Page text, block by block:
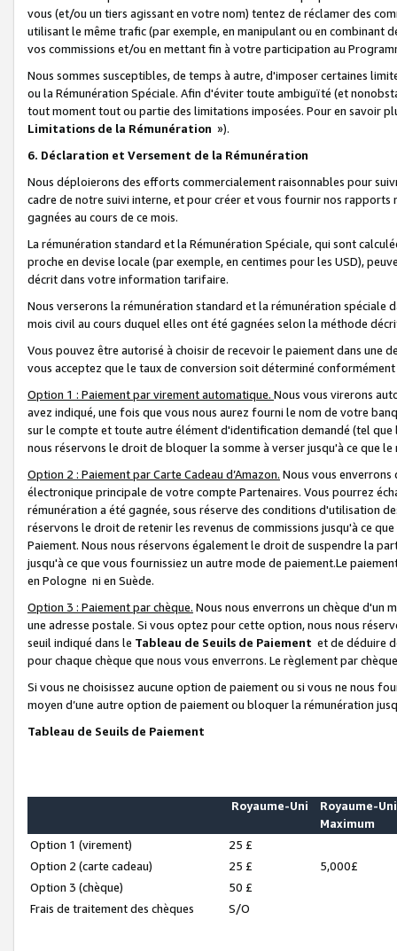
vous (et/ou un tiers agissant en votre nom) tentez de réclamer des
utilisant le même trafic (par exemple, en manipulant ou en combinant
vos commissions et/ou en mettant fin à votre participation au
Nous sommes susceptibles, de temps à autre, d'imposer certaines
ou la Rémunération Spéciale. Afin d'éviter toute ambiguïté (et
tout moment tout ou partie des limitations imposées. Pour en savoir
Limitations de la Rémunération »).
6. Déclaration et Versement de la Rémunération
Nous déploierons des efforts commercialement raisonnables pour
cadre de notre suivi interne, et pour créer et vous fournir nos
gagnées au cours de ce mois.
La rémunération standard et la Rémunération Spéciale, qui sont
proche en devise locale (par exemple, en centimes pour les USD),
décrit dans votre information tarifaire.
Nous verserons la rémunération standard et la rémunération spéciale
mois civil au cours duquel elles ont été gagnées selon la méthode
Vous pouvez être autorisé à choisir de recevoir le paiement dans une
vous acceptez que le taux de conversion soit déterminé
Option 1 : Paiement par virement automatique. Nous vous virerons
avez indiqué, une fois que vous nous aurez fourni le nom de votre
sur le compte et toute autre élément d'identification demandé (tel que
nous réservons le droit de bloquer la somme à verser jusqu'à ce que
Option 2 : Paiement par Carte Cadeau d’Amazon. Nous vous
électronique principale de votre compte Partenaires. Vous pourrez
rémunération a été gagnée, sous réserve des conditions d'utilisation
réservons le droit de retenir les revenus de commissions jusqu'à ce
Paiement. Nous nous réservons également le droit de suspendre la
jusqu'à ce que vous fournissiez un autre mode de paiement.Le
en Pologne ni en Suède.
Option 3 : Paiement par chèque. Nous nous enverrons un chèque d'un
une adresse postale. Si vous optez pour cette option, nous nous
seuil indiqué dans le Tableau de Seuils de Paiement et de déduire
pour chaque chèque que nous vous enverrons. Le règlement par
Si vous ne choisissez aucune option de paiement ou si vous ne nous
moyen d’une autre option de paiement ou bloquer la rémunération
Tableau de Seuils de Paiement
Royaume-Uni
Royaume-Uni
Maximum
Option 1 (virement)
25 £
Option 2 (carte cadeau)
25 £
5,000£
Option 3 (chèque)
50 £
Frais de traitement des chèques
S/O